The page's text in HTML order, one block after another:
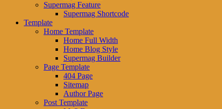
Supermag Feature
Supermag Shortcode
Template
Home Template
Home Full Width
Home Blog Style
Supermag Builder
Page Template
404 Page
Sitemap
Author Page
Post Template